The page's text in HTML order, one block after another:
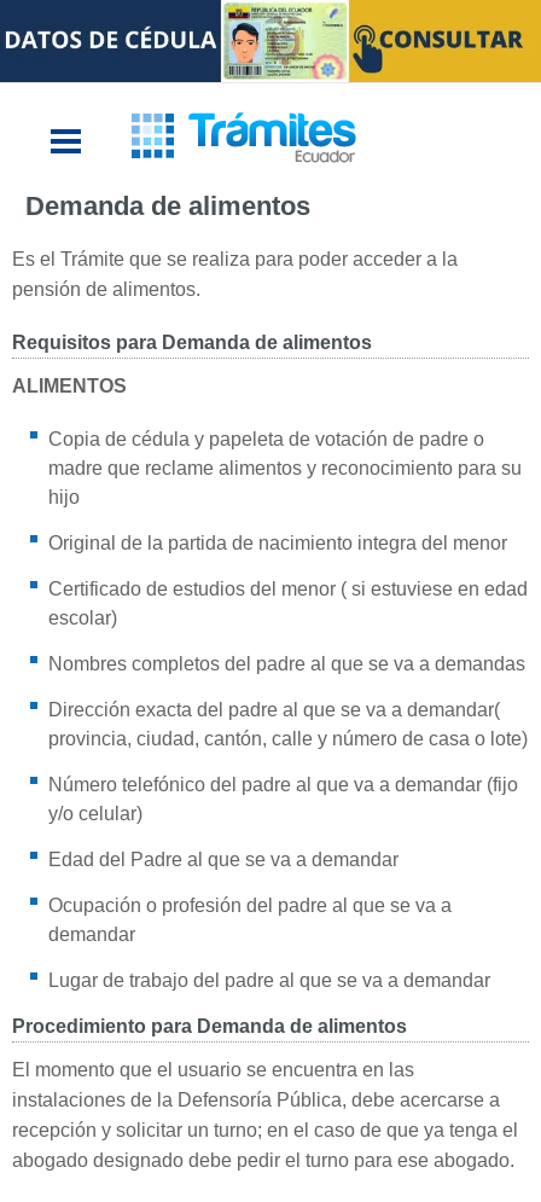
Demanda de alimentos
Es el Trámite que se realiza para poder acceder a la
pensión de alimentos.
Requisitos para Demanda de alimentos
ALIMENTOS
Copia de cédula y papeleta de votación de padre o
madre que reclame alimentos y reconocimiento para su
hijo
Original de la partida de nacimiento integra del menor
Certificado de estudios del menor ( si estuviese en edad
escolar)
Nombres completos del padre al que se va a demandas
Dirección exacta del padre al que se va a demandar(
provincia, ciudad, cantón, calle y número de casa o lote)
Número telefónico del padre al que va a demandar (fijo
y/o celular)
Edad del Padre al que se va a demandar
Ocupación o profesión del padre al que se va a
demandar
Lugar de trabajo del padre al que se va a demandar
Procedimiento para Demanda de alimentos
El momento que el usuario se encuentra en las
instalaciones de la Defensoría Pública, debe acercarse a
recepción y solicitar un turno; en el caso de que ya tenga el
abogado designado debe pedir el turno para ese abogado.